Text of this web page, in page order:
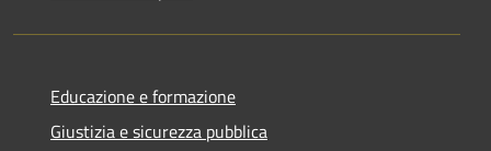
Educazione e formazione
Giustizia e sicurezza pubblica